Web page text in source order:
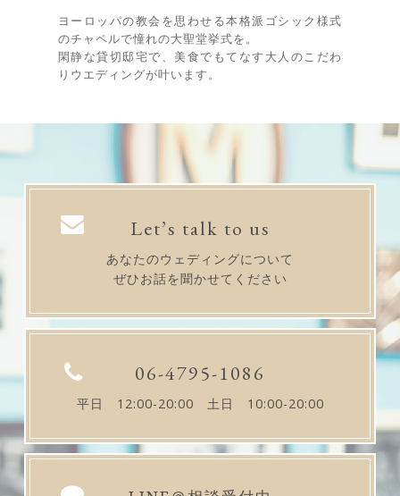
ヨーロッパの教会を思わせる本格派ゴシック様式
のチャペルで憧れの大聖堂挙式を。
閑静な貸切邸宅で、美食でもてなす大人のこだわ
りウエディングが叶います。
Let’s talk to us
あなたのウェディングについて
ぜひお話を聞かせてください
06-4795-1086
平日 12:00-20:00 土日 10:00-20:00